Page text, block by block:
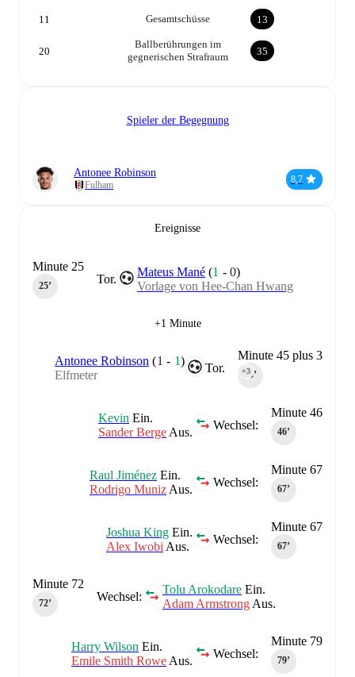
Gesamtschüsse
11 13
Ballberührungen im
gegnerischen Strafraum
20 35
Spieler der Begegnung
Antonee Robinson
Fulham
8,7
Ereignisse
Tor.
Mateus Mané (1 -0)
Vorlage von Hee-Chan Hwang
Minute 25
25‎’‎
+1 Minute
Minute 45 plus 3
45‎’‎
+3
Tor.
Antonee Robinson (1 - 1)
Elfmeter
Minute 46
46‎’‎
Wechsel:
Kevin Ein.
Sander Berge Aus.
Minute 67
67‎’‎
Wechsel:
Raul Jiménez Ein.
Rodrigo Muniz Aus.
Minute 67
67‎’‎
Wechsel:
Joshua King Ein.
Alex Iwobi Aus.
Wechsel:
Tolu Arokodare Ein.
Adam Armstrong Aus.
Minute 72
72‎’‎
Minute 79
79‎’‎
Wechsel:
Harry Wilson Ein.
Emile Smith Rowe Aus.